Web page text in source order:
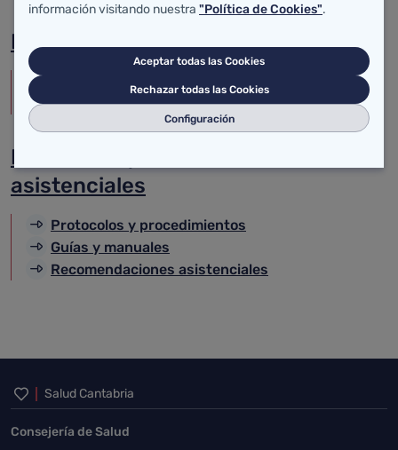
Publicaciones
Boletines
Protocolos y recomendaciones
asistenciales
Protocolos y procedimientos
Guías y manuales
Recomendaciones asistenciales
Inicio del pie de página
Salud Cantabria
Consejería de Salud
información visitando nuestra "Política de Cookies".
Aceptar todas las Cookies
Rechazar todas las Cookies
Configuración